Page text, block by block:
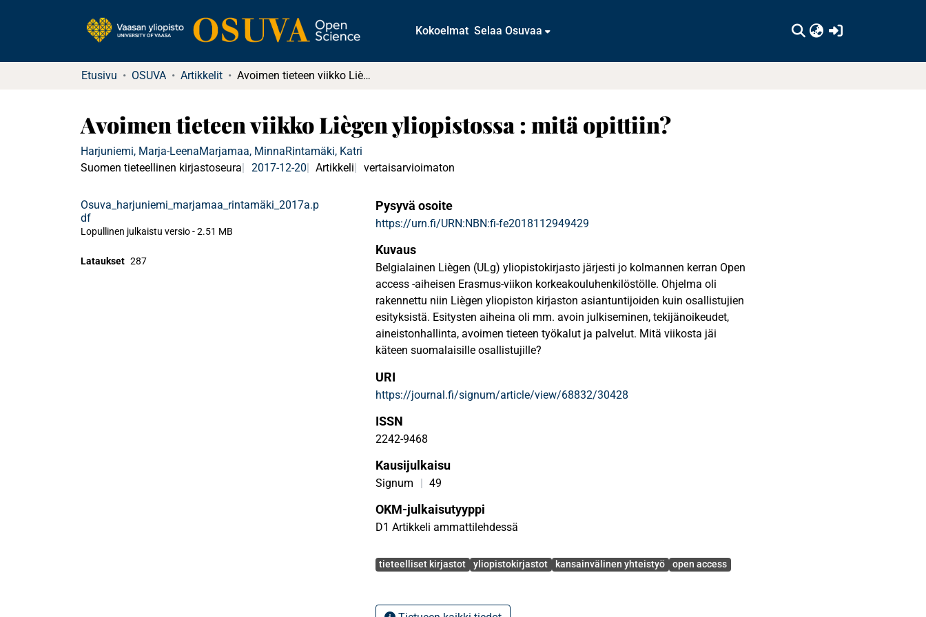
Kokoelmat Selaa Osuvaa
Etusivu OSUVA Artikkelit Avoimen tieteen viikko Liègen yliopistossa : mitä opittiin?
Avoimen tieteen viikko Liègen yliopistossa : mitä opittiin?
Harjuniemi, Marja-LeenaMarjamaa, MinnaRintamäki, Katri
Suomen tieteellinen kirjastoseura
2017-12-20 Artikkeli vertaisarvioimaton
Osuva_harjuniemi_marjamaa_rintamäki_2017a.p
df
Lopullinen julkaistu versio-2.51 MB
Lataukset 287
Pysyvä osoite
https://urn.fi/URN:NBN:fi-fe2018112949429
Kuvaus
Belgialainen Liègen (ULg) yliopistokirjasto järjesti jo kolmannen kerran Open
access -aiheisen Erasmus-viikon korkeakouluhenkilöstölle. Ohjelma oli
rakennettu niin Liègen yliopiston kirjaston asiantuntijoiden kuin osallistujien
esityksistä. Esitysten aiheina oli mm. avoin julkiseminen, tekijänoikeudet,
aineistonhallinta, avoimen tieteen työkalut ja palvelut. Mitä viikosta jäi
käteen suomalaisille osallistujille?
URI
https://journal.fi/signum/article/view/68832/30428
ISSN
2242-9468
Kausijulkaisu
Signum | 49
OKM-julkaisutyyppi
D1 Artikkeli ammattilehdessä
Avainsanat
tieteelliset kirjastot yliopistokirjastot kansainvälinen yhteistyö open access